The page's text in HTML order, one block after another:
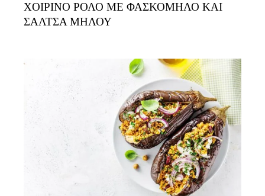
ΧΟΙΡΙΝΟ ΡΟΛΟ ΜΕ ΦΑΣΚΟΜΗΛΟ ΚΑΙ
ΣΑΛΤΣΑ ΜΗΛΟΥ